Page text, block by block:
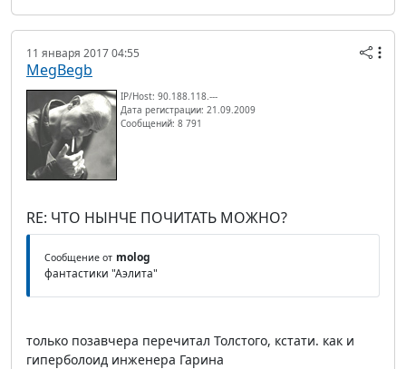
11 января 2017 04:55
MegBegb
IP/Host: 90.188.118.---
Дата регистрации: 21.09.2009
Сообщений: 8 791
RE: ЧТО НЫНЧЕ ПОЧИТАТЬ МОЖНО?
Сообщение от molog
фантастики "Аэлита"
только позавчера перечитал Толстого, кстати. как и
гиперболоид инженера Гарина